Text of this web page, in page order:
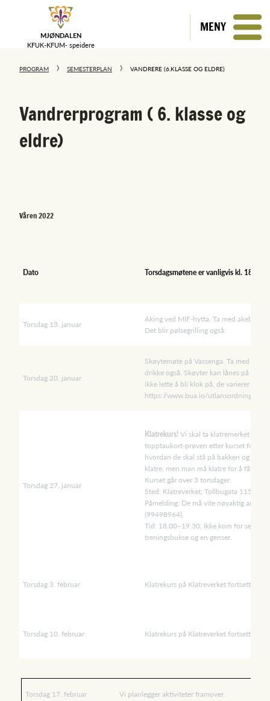
MJØNDALEN
KFUK-KFUM- speidere
MENY
PROGRAM SEMESTERPLAN VANDRERE (6.KLASSE OG ELDRE)
Vandrerprogram ( 6. klasse og
eldre)
Våren 2022
Dato Torsdagsmøtene er vanligvis kl. 18.00-
Torsdag 13. januar
Aking ved MIF-hytta. Ta med
Det blir pølsegrilling også.
Torsdag 20. januar
Skøytemøte på Vassenga. Ta med
drikke også. Skøyter kan lånes på
ikke lette å bli klok på, de varierer
https://www.bua.io/utlansordninger/
Torsdag 27. januar
Klatrekurs!Vi skal ta klatremerket for
topptaukort-prøven etter kurset for å
hvordan de skal stå på bakken og
klatre, men man må klatre for å få
Kurset går over 3 torsdager.
Sted: Klatreverket, Tollbugata 115 på
Påmelding: De må vite nøyaktig
(99498964).
Tid: 18.00–19.30. Ikke kom for
treningsbukse og en genser.
Torsdag 3. februar Klatrekurs på Klatreverket fortsetter
Torsdag 10. februar Klatrekurs på Klatreverket fortsetter
Torsdag 17. februar Vi planlegger aktiviteter framover.